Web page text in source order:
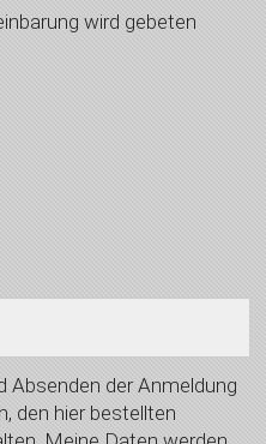
wird gebeten
Absenden der Anmeldung
den hier bestellten